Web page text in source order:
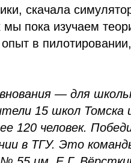
скачала
пока изучаем
в
— для
15 школ Томска
120 человек.
в ТГУ. Это